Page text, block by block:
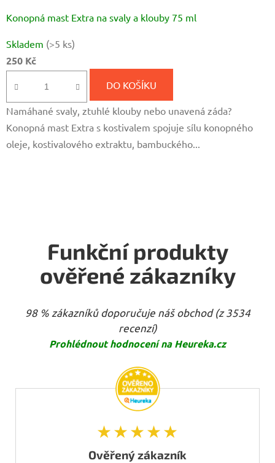
Konopná mast Extra na svaly a klouby 75 ml
Skladem (>5 ks)
250 Kč
DO KOŠÍKU
Namáhané svaly, ztuhlé klouby nebo unavená záda?
Konopná mast Extra s kostivalem spojuje sílu konopného
oleje, kostivalového extraktu, bambuckého...
Funkční produkty
ověřené zákazníky
98 % zákazníků doporučuje náš obchod (z 3534
recenzí)
Prohlédnout hodnocení na Heureka.cz
★★★★★
Ověřený zákazník